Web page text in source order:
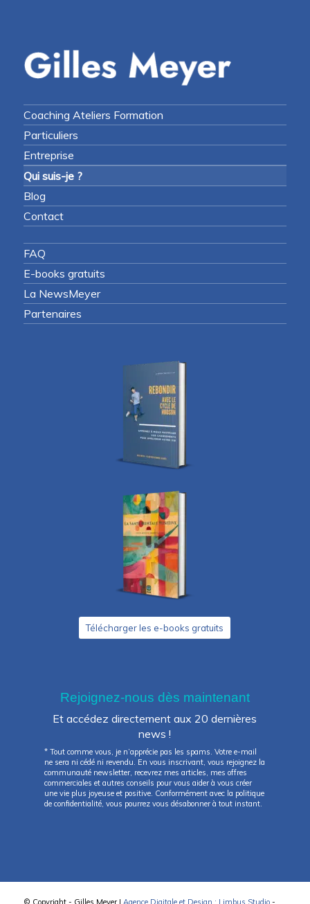
Coaching Ateliers Formation
Particuliers
Entreprise
Qui suis-je ?
Blog
Contact
FAQ
E-books gratuits
La NewsMeyer
Partenaires
Télécharger les e-books gratuits
Rejoignez-nous dès maintenant
Et accédez directement aux 20 dernières
news !
* Tout comme vous, je n’apprécie pas les spams. Votre e-mail
ne sera ni cédé ni revendu. En vous inscrivant, vous rejoignez la
communauté newsletter, recevrez mes articles, mes offres
commerciales et autres conseils pour vous aider à vous créer
une vie plus joyeuse et positive. Conformément avec la politique
de confidentialité, vous pourrez vous désabonner à tout instant.